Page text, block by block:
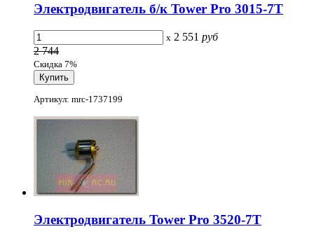
Электродвигатель б/к Tower Pro 3015-7T
x 2 551 руб
2 744
Скидка 7%
Артикул: mrc-1737199
Электродвигатель Tower Pro 3520-7T